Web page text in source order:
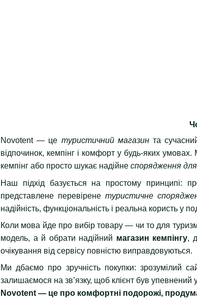
Novotent — це туристичний магазинта
відпочинок, кемпінг і комфорт у будь-яких
кемпінг або просто шукає надійне спорядження для
Наш підхід базується на простому принципі:
представлене перевіренетуристичне
надійність, функціональність і реальна користь у
Коли мова йде про вибір товару — чи то для
модель, а й обрати надійний магазин кемпінгу,
очікування від сервісу повністю виправдовуються.
Ми дбаємо про зручність покупки: зрозумілий
залишаємося на зв’язку, щоб клієнт був упевнений
Novotent — це про комфортні подорожі,